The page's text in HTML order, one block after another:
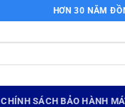
HƠN 30 NĂM
CHÍNH SÁCH BẢO HÀNH